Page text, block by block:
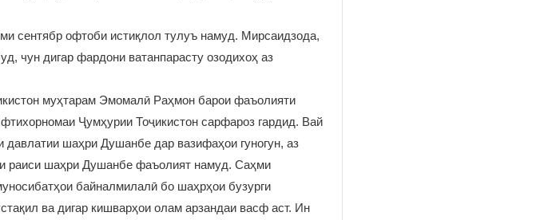
сентябр офтоби истиқлол тулуъ намуд. Мирсаидзода,
чун дигар фардони ватанпарасту озодихоҳ аз
муҳтарам Эмомалӣ Раҳмон барои фаъолияти
Ҷумҳурии Тоҷикистон сарфароз гардид. Вай
шаҳри Душанбе дар вазифаҳои гуногун, аз
раиси шаҳри Душанбе фаъолият намуд. Саҳми
байналмилалӣ бо шаҳрҳои бузурги
ва дигар кишварҳои олам арзандаи васф аст. Ин